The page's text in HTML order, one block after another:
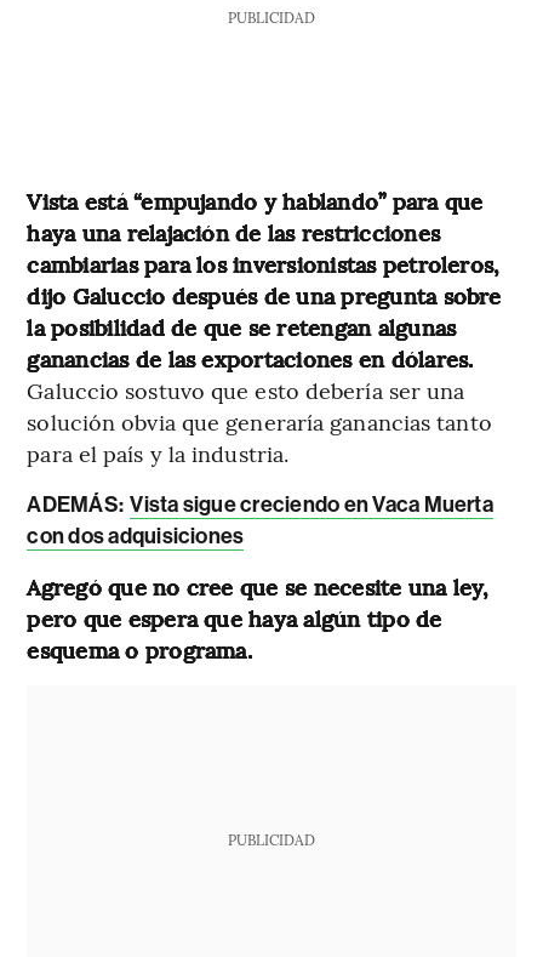
PUBLICIDAD
Vista está “empujando y hablando” para que
haya una relajación de las restricciones
cambiarias para los inversionistas petroleros,
dijo Galuccio después de una pregunta sobre
la posibilidad de que se retengan algunas
ganancias de las exportaciones en dólares.
Galuccio sostuvo que esto debería ser una
solución obvia que generaría ganancias tanto
para el país y la industria.
ADEMÁS: Vista sigue creciendo en Vaca Muerta
con dos adquisiciones
Agregó que no cree que se necesite una ley,
pero que espera que haya algún tipo de
esquema o programa.
PUBLICIDAD